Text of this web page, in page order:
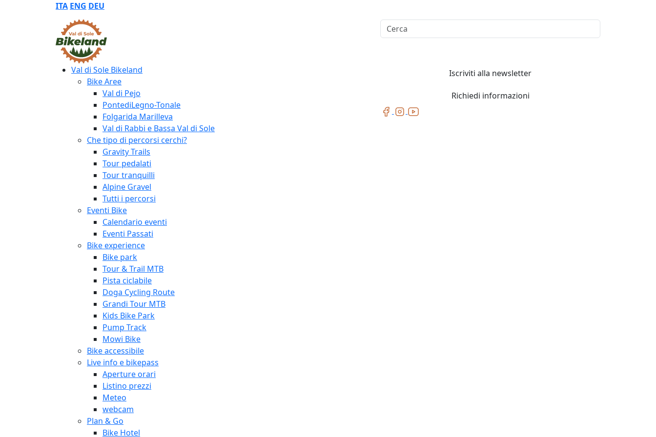
ITA ENG DEU
Cerca
Val di Sole Bikeland
Bike Aree
Val di Pejo
PontediLegno-Tonale
Folgarida Marilleva
Val di Rabbi e Bassa Val di Sole
Che tipo di percorsi cerchi?
Gravity Trails
Tour pedalati
Tour tranquilli
Alpine Gravel
Tutti i percorsi
Eventi Bike
Calendario eventi
Eventi Passati
Bike experience
Bike park
Tour & Trail MTB
Pista ciclabile
Doga Cycling Route
Grandi Tour MTB
Kids Bike Park
Pump Track
Mowi Bike
Bike accessibile
Live info e bikepass
Aperture orari
Listino prezzi
Meteo
webcam
Plan & Go
Bike Hotel
Iscriviti alla newsletter
Richiedi informazioni